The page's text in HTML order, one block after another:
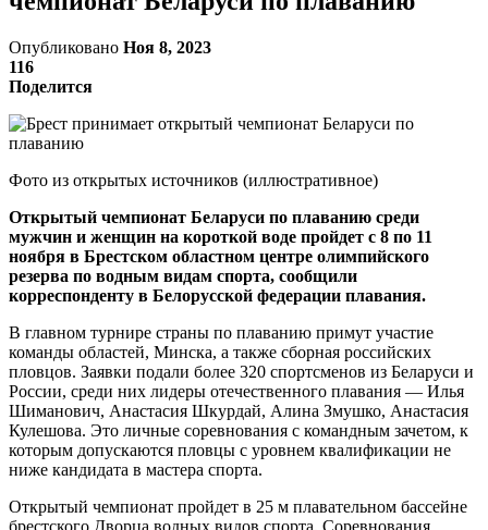
Опубликовано Ноя 8, 2023
116
Поделится
Фото из открытых источников (иллюстративное)
Открытый чемпионат Беларуси по плаванию среди
мужчин и женщин на короткой воде пройдет с 8 по 11
ноября в Брестском областном центре олимпийского
резерва по водным видам спорта, сообщили
корреспонденту в Белорусской федерации плавания.
В главном турнире страны по плаванию примут участие
команды областей, Минска, а также сборная российских
пловцов. Заявки подали более 320 спортсменов из Беларуси и
России, среди них лидеры отечественного плавания — Илья
Шиманович, Анастасия Шкурдай, Алина Змушко, Анастасия
Кулешова. Это личные соревнования с командным зачетом, к
которым допускаются пловцы с уровнем квалификации не
ниже кандидата в мастера спорта.
Открытый чемпионат пройдет в 25 м плавательном бассейне
брестского Дворца водных видов спорта. Соревнования